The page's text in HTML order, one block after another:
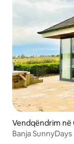
Vendqëndrim në
Banja SunnyDays